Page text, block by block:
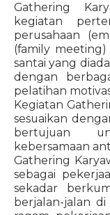
Gathering
kegiatan
perusahaan
(family meeting)
santai yang
dengan
pelatihan
Kegiatan
sesuaikan
bertujuan
kebersamaan
Gathering
sebagai
sekadar
berjalan-jalan